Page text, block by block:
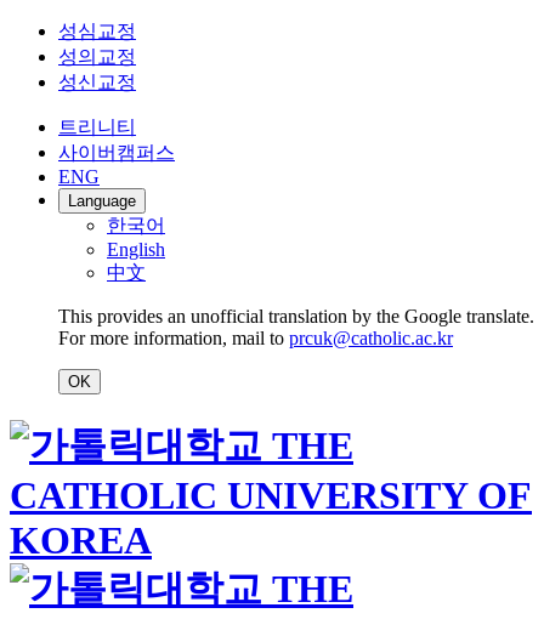
성심교정
성의교정
성신교정
트리니티
사이버캠퍼스
ENG
Language
한국어
English
中文
This provides an unofficial translation by the Google translate.
For more information, mail to prcuk@catholic.ac.kr
OK